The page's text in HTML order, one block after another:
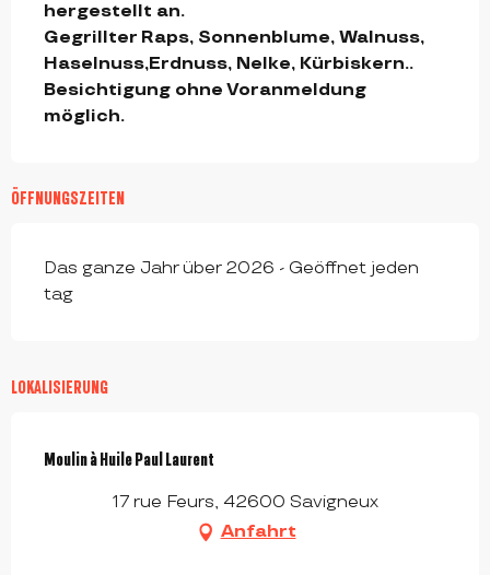
hergestellt an.
Gegrillter Raps, Sonnenblume, Walnuss,
Haselnuss,Erdnuss, Nelke, Kürbiskern..
Besichtigung ohne Voranmeldung
möglich.
ÖFFNUNGSZEITEN
Das ganze Jahr über 2026 - Geöffnet jeden
tag
LOKALISIERUNG
Moulin à Huile Paul Laurent
17 rue Feurs, 42600 Savigneux
Anfahrt